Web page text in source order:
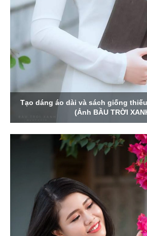
Tạo dáng áo dài và sách giống
(Ảnh BẦU TRỜI